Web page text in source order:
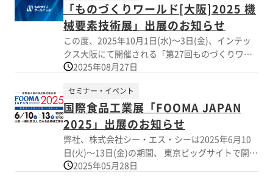
「ものづくりワールド[大阪]2025 機
械要素技術展」出展のお知らせ
この度、2025年10月1日(水)～3日(金)、インテッ
クス大阪にて開催される「第27回ものづくりワー
ルド[大阪] 機械要素技術展」に出展する運びとな
メガエア」「サンドパイパー」など、業務効率化
やベアリングの延命化に効果的な潤滑装置と省エ
ネに効果のある圧縮空気ラインフィルターの展示
を予定しております。お客様の課題解決を目的と
した幅広いソリューションもご提案可能です。ご
興味のある方は是非お気軽にブースへ足をお運び
いただければと存じます。ただいま、無料でVIP招
2025年08月27日
国際食品工業展「FOOMA JAPAN
2025」出展のお知らせ
セミナー・イベント
弊社、株式会社シー・エス・シーは2025年6月10
日(火)～13日(金)の期間、 東京ビッグサイトで開催
される「FOOMA JAPAN 2025(国際食品工業展)」
2025年05月28日